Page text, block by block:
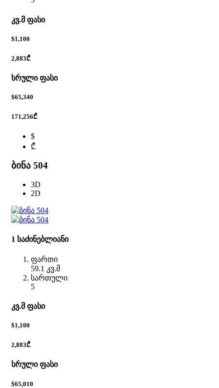
კვ.მ ფასი
$1,100
2,883₾
სრული ფასი
$65,340
171,256₾
$
₾
ბინა 504
3D
2D
1 საძინებლიანი
ფართი
59.1 კვ.მ
სართული
5
კვ.მ ფასი
$1,100
2,883₾
სრული ფასი
$65,010